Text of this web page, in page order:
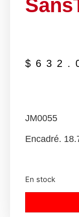
$
JM0055
Encadré.
En stock